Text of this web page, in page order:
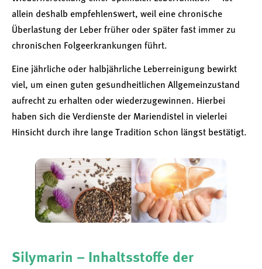
allein deshalb empfehlenswert, weil eine chronische
Überlastung der Leber früher oder später fast immer zu
chronischen Folgeerkrankungen führt.
Eine jährliche oder halbjährliche Leberreinigung bewirkt
viel, um einen guten gesundheitlichen Allgemeinzustand
aufrecht zu erhalten oder wiederzugewinnen. Hierbei
haben sich die Verdienste der Mariendistel in vielerlei
Hinsicht durch ihre lange Tradition schon längst bestätigt.
Silymarin – Inhaltsstoffe der